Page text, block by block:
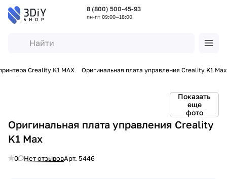
8 (800) 500-45-93
пн-пт 09:00—18:00
Creality K1 MAX Оригинальная плата управления Creality K1 Max
Показать
еще
фото
Оригинальная плата управления Creality
K1 Max
0 Нет отзывовАрт. 5446